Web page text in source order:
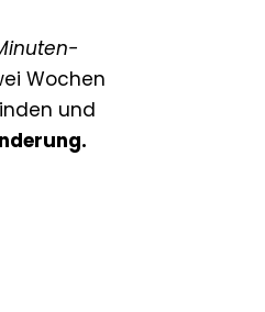
Wochen
und